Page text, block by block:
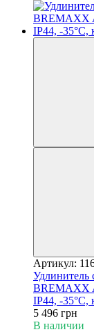
Артикул:
Удлинитель
BREMAXX
IP44, -35°С,
5 496 грн
В наличии